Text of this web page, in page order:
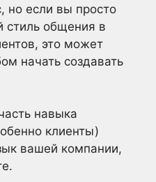
но если вы просто
стиль общения в
это может
начать создавать
навыка
клиенты)
вашей компании,